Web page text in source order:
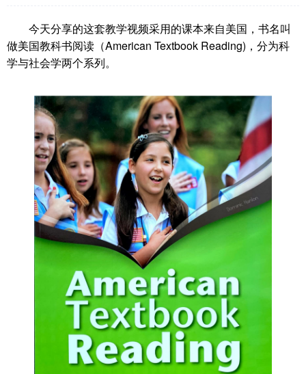
今天分享的这套教学视频采用的课本来自美国，书名叫
做美国教科书阅读（American Textbook Reading)，分为科
学与社会学两个系列。